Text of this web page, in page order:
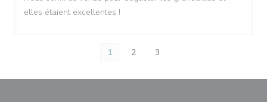
elles étaient excellentes !
1 2 3